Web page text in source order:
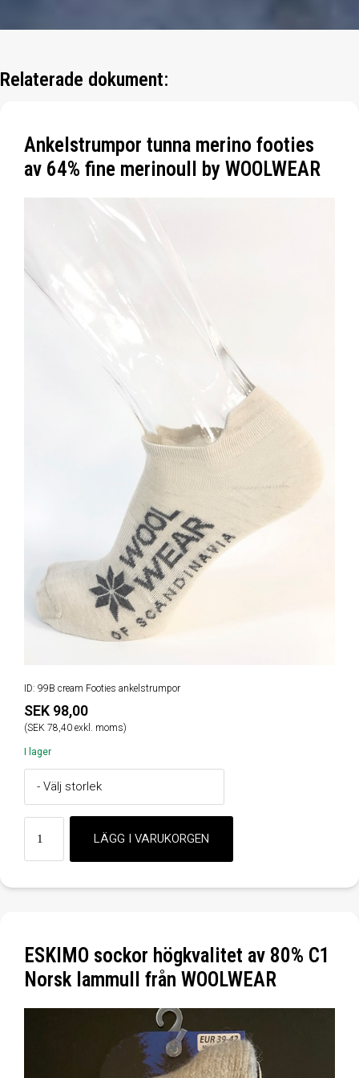
Relaterade dokument:
Ankelstrumpor tunna merino footies
av 64% fine merinoull by WOOLWEAR
ID: 99B cream Footies ankelstrumpor
SEK 98,00
(SEK 78,40 exkl. moms)
I lager
ESKIMO sockor högkvalitet av 80% C1
Norsk lammull från WOOLWEAR